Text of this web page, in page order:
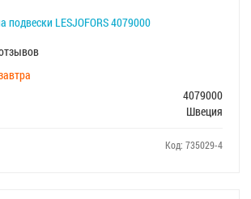
подвески LESJOFORS 4079000
4079000
Швеция
Код: 735029-4